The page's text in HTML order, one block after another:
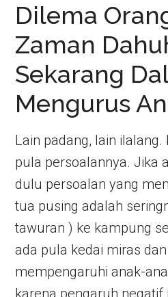
Dilema
Zaman
Sekarang
Mengurus
Lain padang, lain
pula persoalannya. Jika
dulu persoalan yang
tua pusing adalah
tawuran ) ke kampung
ada pula kedai miras
mempengaruhi anak-
karena pengaruh negatif